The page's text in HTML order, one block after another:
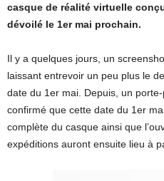
casque de réalité virtuelle
dévoilé le 1er mai prochain.
Il y a quelques jours, un
laissant entrevoir un peu plus le
date du 1er mai. Depuis, un
confirmé que cette date du 1er
complète du casque ainsi que
expéditions auront ensuite lieu à